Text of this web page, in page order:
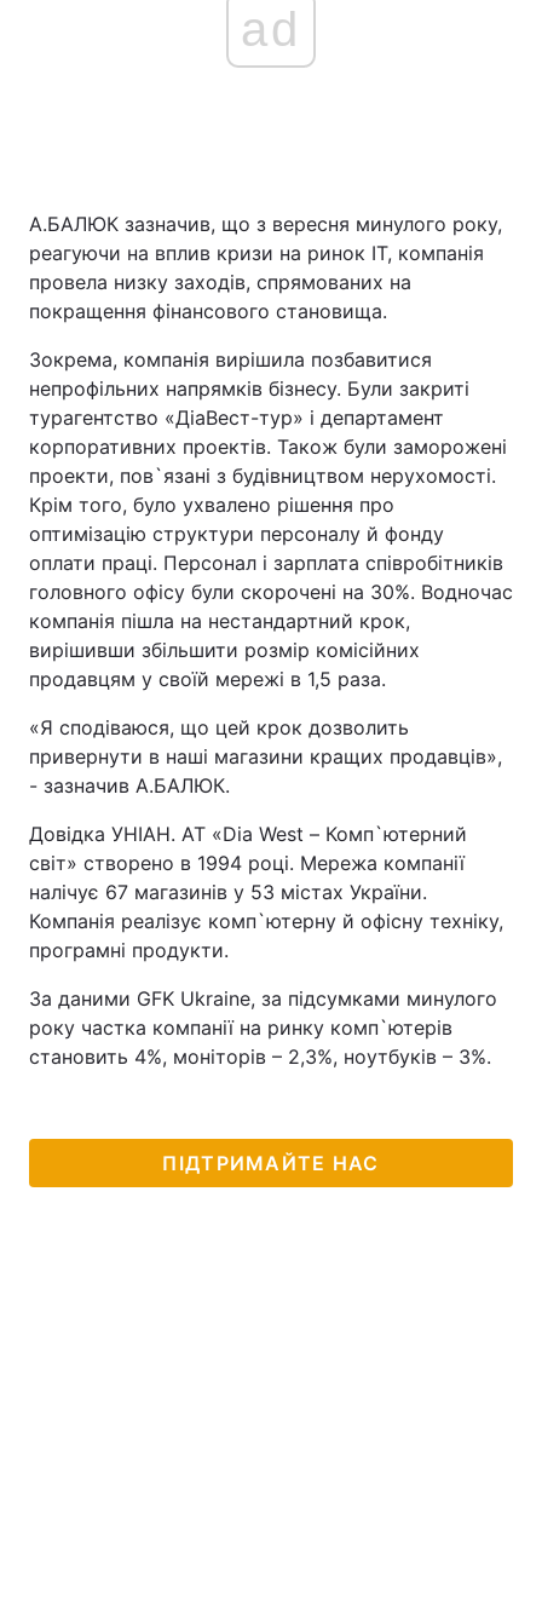
ad
А.БАЛЮК зазначив, що з вересня минулого року,
реагуючи на вплив кризи на ринок IT, компанія
провела низку заходів, спрямованих на
покращення фінансового становища.
Зокрема, компанія вирішила позбавитися
непрофільних напрямків бізнесу. Були закриті
турагентство «ДіаВест-тур» і департамент
корпоративних проектів. Також були заморожені
проекти, пов`язані з будівництвом нерухомості.
Крім того, було ухвалено рішення про
оптимізацію структури персоналу й фонду
оплати праці. Персонал і зарплата співробітників
головного офісу були скорочені на 30%. Водночас
компанія пішла на нестандартний крок,
вирішивши збільшити розмір комісійних
продавцям у своїй мережі в 1,5 раза.
«Я сподіваюся, що цей крок дозволить
привернути в наші магазини кращих продавців»,
- зазначив А.БАЛЮК.
Довідка УНІАН. АТ «Dia West – Комп`ютерний
світ» створено в 1994 році. Мережа компанії
налічує 67 магазинів у 53 містах України.
Компанія реалізує комп`ютерну й офісну техніку,
програмні продукти.
За даними GFK Ukraine, за підсумками минулого
року частка компанії на ринку комп`ютерів
становить 4%, моніторів – 2,3%, ноутбуків – 3%.
ПІДТРИМАЙТЕ НАС